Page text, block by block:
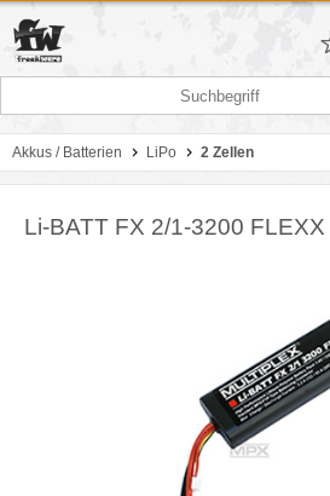
Akkus / Batterien LiPo 2 Zellen
Li-BATT FX 2/1-3200 FLEXX